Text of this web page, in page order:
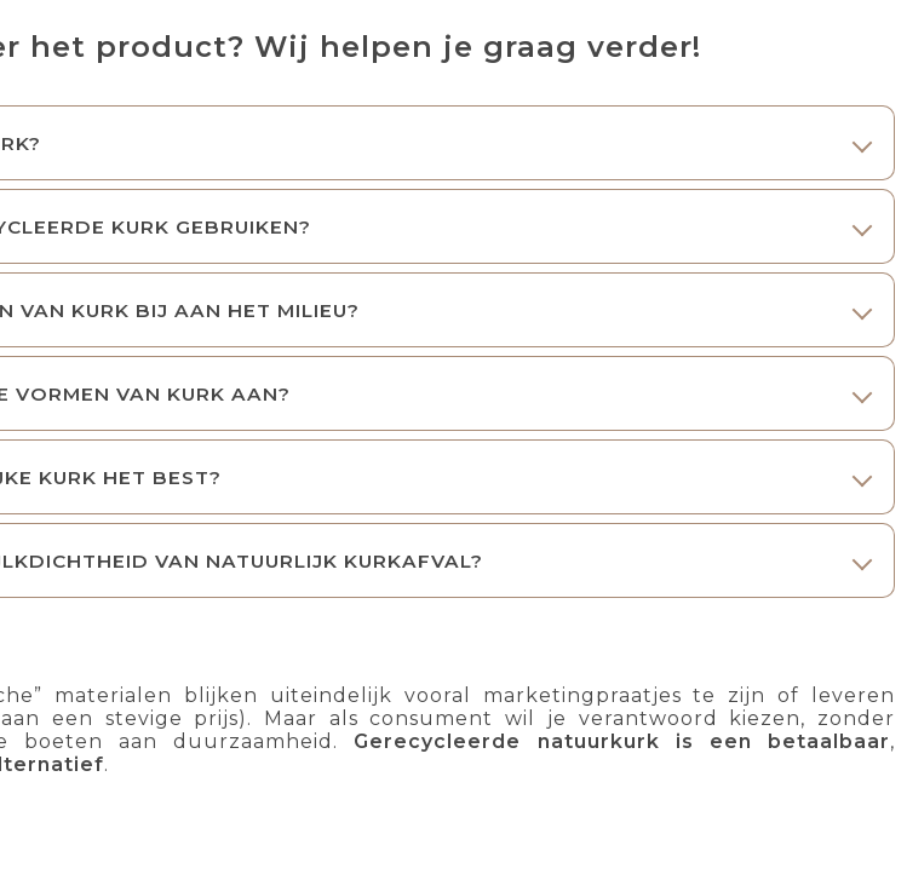
het product? Wij helpen je graag verder!
KURK GEBRUIKEN?
VAN KURK BIJ AAN HET MILIEU?
VORMEN VAN KURK AAN?
KURK HET BEST?
VAN NATUURLIJK KURKAFVAL?
materialen blijken uiteindelijk vooral marketingpraatjes te zijn of leveren
een stevige prijs). Maar als consument wil je verantwoord kiezen, zonder
aan duurzaamheid. Gerecycleerde natuurkurk is een betaalbaar,
.